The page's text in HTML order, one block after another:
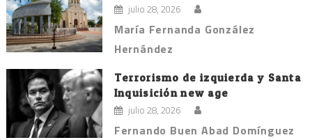
julio 28, 2026
María Fernanda González
Hernández
Terrorismo de izquierda y Santa
Inquisición new age
julio 28, 2026
Fernando Buen Abad Domínguez